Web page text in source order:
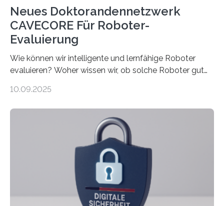
Neues Doktorandennetzwerk
CAVECORE Für Roboter-
Evaluierung
Wie können wir intelligente und lernfähige Roboter
evaluieren? Woher wissen wir, ob solche Roboter gut
sich CAVECORE – ein neues Marie Skłodowska-Curie
koordiniert wird. Ab dem 1. September werden sich
über einen Zeitraum von vier Jahren insgesamt 15
Promovierende im Rahmen von CAVECORE mit
kognitiven Robotern beschäftigen – also mit Robotern,
die mittels Sensoren ihre Umgebung erfassen,
Informationen verarbeiten und häufig auch mit…
10.09.2025